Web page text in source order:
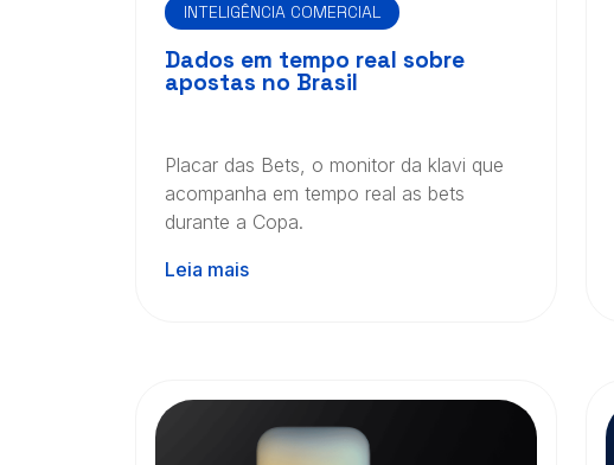
INTELIGÊNCIA COMERCIAL
Dados em tempo real sobre
apostas no Brasil
Placar das Bets, o monitor da klavi que
acompanha em tempo real as bets
durante a Copa.
Leia mais